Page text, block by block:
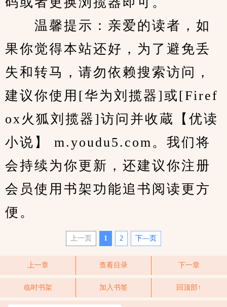
温馨提示：亲爱的读者，如
果你觉得本站还好，为了避免丢
失和转马，请勿依赖搜索访问，
建议你使用[华为刘揽器]或[Firef
ox火狐刘揽器]访问并收蔵【优读
小说】 m.youdu5.com。我们将
会持续为你更新，还建议你注册
会员使用书架功能追书阅读更方
便。
上一页 1 2 下—页
上一章 查看目录 下一章
临时书架 加入书签 回顶部↑